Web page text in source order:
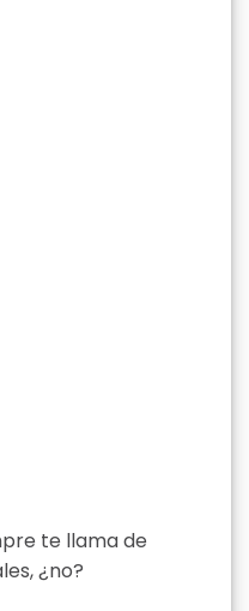
te llama de
¿no?